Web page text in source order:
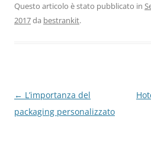
Questo articolo è stato pubblicato in
2017da bestrankit.
Navigazione
articolo
← L’importanza del
packaging personalizzato